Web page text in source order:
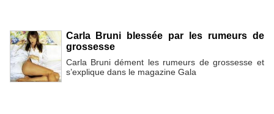
Carla Bruni blessée par les rumeurs de
grossesse
Carla Bruni dément les rumeurs de grossesse et
s’explique dans le magazine Gala